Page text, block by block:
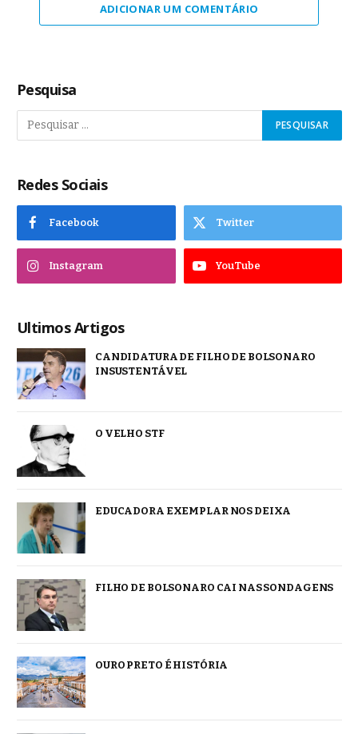
ADICIONAR UM COMENTÁRIO
Pesquisa
Redes Sociais
Facebook Twitter
Instagram YouTube
Ultimos Artigos
CANDIDATURA DE FILHO DE BOLSONARO
INSUSTENTÁVEL
O VELHO STF
EDUCADORA EXEMPLAR NOS DEIXA
FILHO DE BOLSONARO CAI NAS SONDAGENS
OURO PRETO É HISTÓRIA